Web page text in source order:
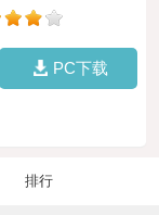
PC下载
排行